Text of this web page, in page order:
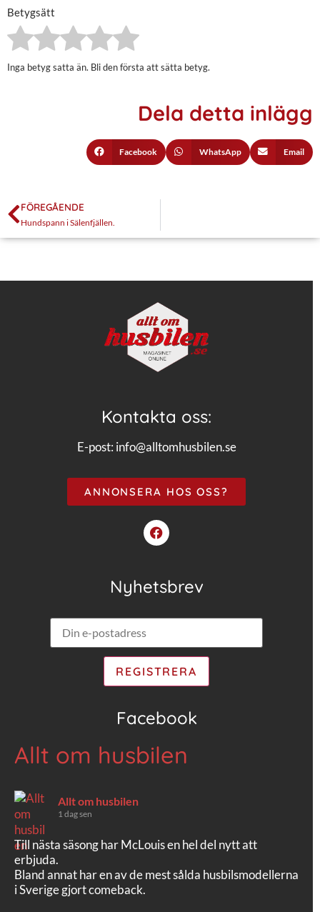
Betygsätt
Inga betyg satta än. Bli den första att sätta betyg.
Dela detta inlägg
Facebook WhatsApp Email
FÖREGÅENDE
Hundspann i Sälenfjällen.
Kontakta oss:
E-post: info@alltomhusbilen.se
ANNONSERA HOS OSS?
Nyhetsbrev
Facebook
Allt om husbilen
Allt om husbilen
1 dag sen
Till nästa säsong har McLouis en hel del nytt att
erbjuda.
Bland annat har en av de mest sålda husbilsmodellerna
i Sverige gjort comeback.